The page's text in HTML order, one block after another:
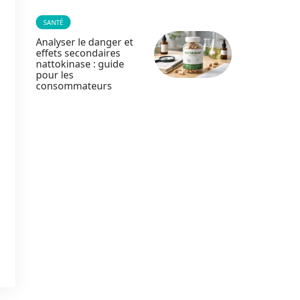
SANTÉ
Analyser le danger et
effets secondaires
nattokinase : guide
pour les
consommateurs